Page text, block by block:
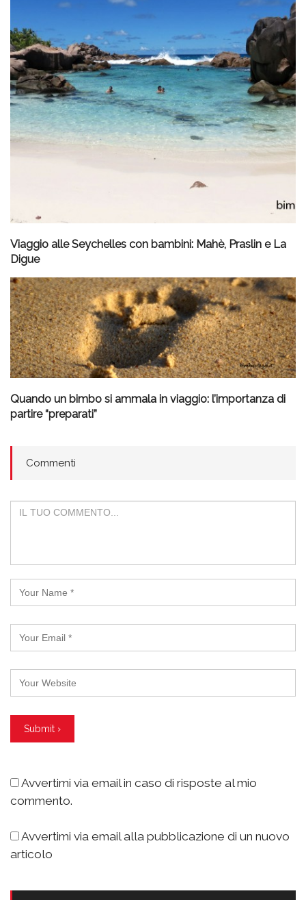
Viaggio alle Seychelles con bambini: Mahè, Praslin e La
Digue
Quando un bimbo si ammala in viaggio: l’importanza di
partire “preparati”
Commenti
Avvertimi via email in caso di risposte al mio
commento.
Avvertimi via email alla pubblicazione di un nuovo
articolo